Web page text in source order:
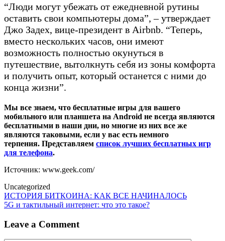
“Люди могут убежать от ежедневной рутины
оставить свои компьютеры дома”, – утверждает
Джо Задех, вице-президент в Airbnb. “Теперь,
вместо нескольких часов, они имеют
возможность полностью окунуться в
путешествие, вытолкнуть себя из зоны комфорта
и получить опыт, который останется с ними до
конца жизни”.
Мы все знаем, что бесплатные игры для вашего
мобильного или планшета на Android не всегда являются
бесплатными в наши дни, но многие из них все же
являются таковыми, если у вас есть немного
терпения. Представляем список лучших бесплатных игр
для телефона.
Источник: www.geek.com/
Uncategorized
Post
navigation
ИСТОРИЯ БИТКОИНА: КАК ВСЕ НАЧИНАЛОСЬ
5G и тактильный интернет: что это такое?
Leave a Comment